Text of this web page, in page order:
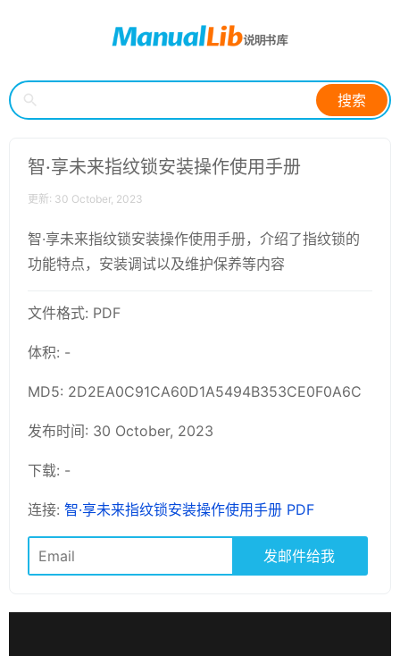
搜索
智·享未来指纹锁安装操作使用手册
更新: 30 October, 2023
智·享未来指纹锁安装操作使用手册，介绍了指纹锁的
功能特点，安装调试以及维护保养等内容
文件格式: PDF
体积: -
MD5: 2D2EA0C91CA60D1A5494B353CE0F0A6C
发布时间: 30 October, 2023
下载: -
连接: 智·享未来指纹锁安装操作使用手册 PDF
发邮件给我